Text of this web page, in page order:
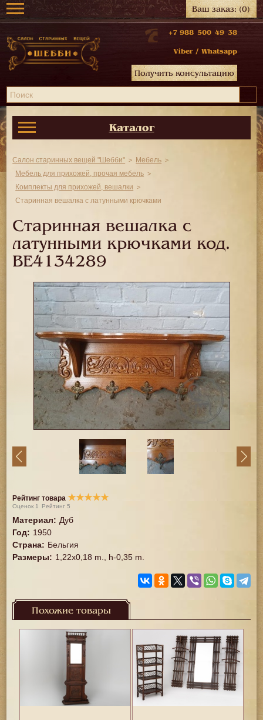
Ваш заказ:(0)
+7 988 500 49 38
Viber / Whatsapp
Получить консультацию
Каталог
Салон старинных вещей "Шебби"
Мебель
Мебель для прихожей, прочая мебель
Комплекты для прихожей, вешалки
Старинная вешалка с латунными крючками
Старинная вешалка с
латунными крючками код.
BE4134289
Рейтинг товара ★★★★★
Оценок 1 Рейтинг5
Материал: Дуб
Год: 1950
Страна: Бельгия
Размеры: 1,22x0,18 m., h-0,35 m.
Похожие товары